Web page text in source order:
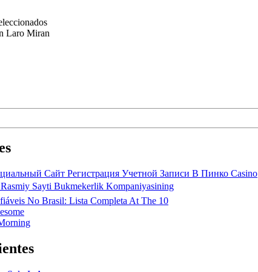
Laro Miran
Сайт Регистрация Учетной Записи В Пинко Casino
Sayti Bukmekerlik Kompaniyasining
No Brasil: Lista Completa At The 10